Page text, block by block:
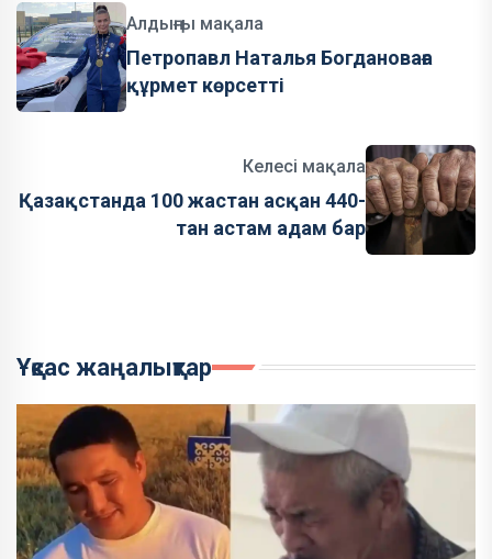
Алдыңғы мақала
Петропавл Наталья Богдановаға
құрмет көрсетті
Келесі мақала
Қазақстанда 100 жастан асқан 440-
тан астам адам бар
Ұқсас жаңалықтар